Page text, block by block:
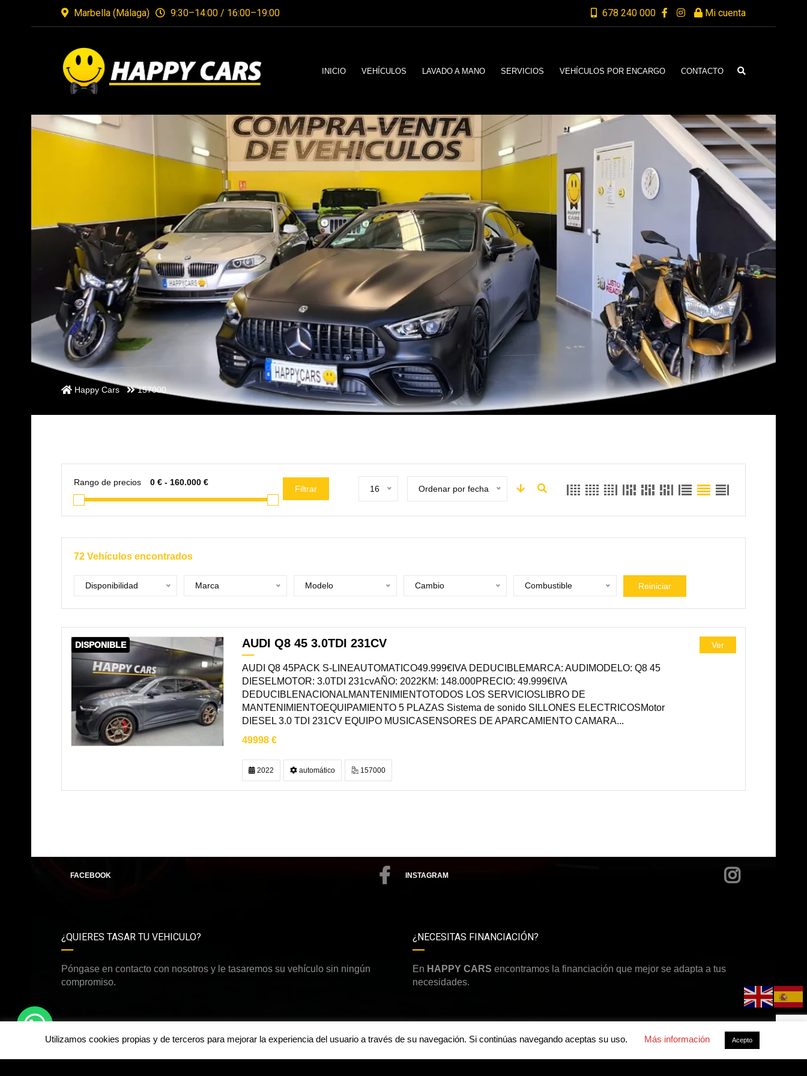
Marbella (Málaga) 9:30–14:00 / 16:00–19:00 678 240 000 Mi cuenta
INICIO VEHÍCULOS LAVADO A MANO SERVICIOS VEHÍCULOS POR ENCARGO CONTACTO
Happy Cars 157000
Rango de precios
Filtrar 16 Ordenar por fecha
72 Vehículos encontrados
Disponibilidad Marca Modelo Cambio Combustible Reiniciar
DISPONIBLE AUDI Q8 45 3.0TDI 231CV
AUDI Q8 45PACK S-LINEAUTOMATICO49.999€IVA DEDUCIBLEMARCA: AUDIMODELO: Q8 45
DIESELMOTOR: 3.0TDI 231cvAÑO: 2022KM: 148.000PRECIO: 49.999€IVA
DEDUCIBLENACIONALMANTENIMIENTOTODOS LOS SERVICIOSLIBRO DE
MANTENIMIENTOEQUIPAMIENTO 5 PLAZAS Sistema de sonido SILLONES ELECTRICOSMotor
DIESEL 3.0 TDI 231CV EQUIPO MUSICASENSORES DE APARCAMIENTO CAMARA...
49998 €
Ver
2022 automático 157000
FACEBOOK INSTAGRAM
¿QUIERES TASAR TU VEHICULO?
Póngase en contacto con nosotros y le tasaremos su vehículo sin ningún
compromiso.
¿NECESITAS FINANCIACIÓN?
En HAPPY CARS encontramos la financiación que mejor se adapta a tus
necesidades.
Utilizamos cookies propias y de terceros para mejorar la experiencia del usuario a través de su navegación. Si continúas navegando aceptas su uso. Más información Acepto